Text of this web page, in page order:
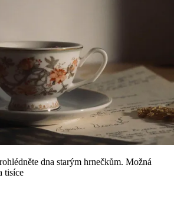
dna starým hrnečkům. Možná
tisíce